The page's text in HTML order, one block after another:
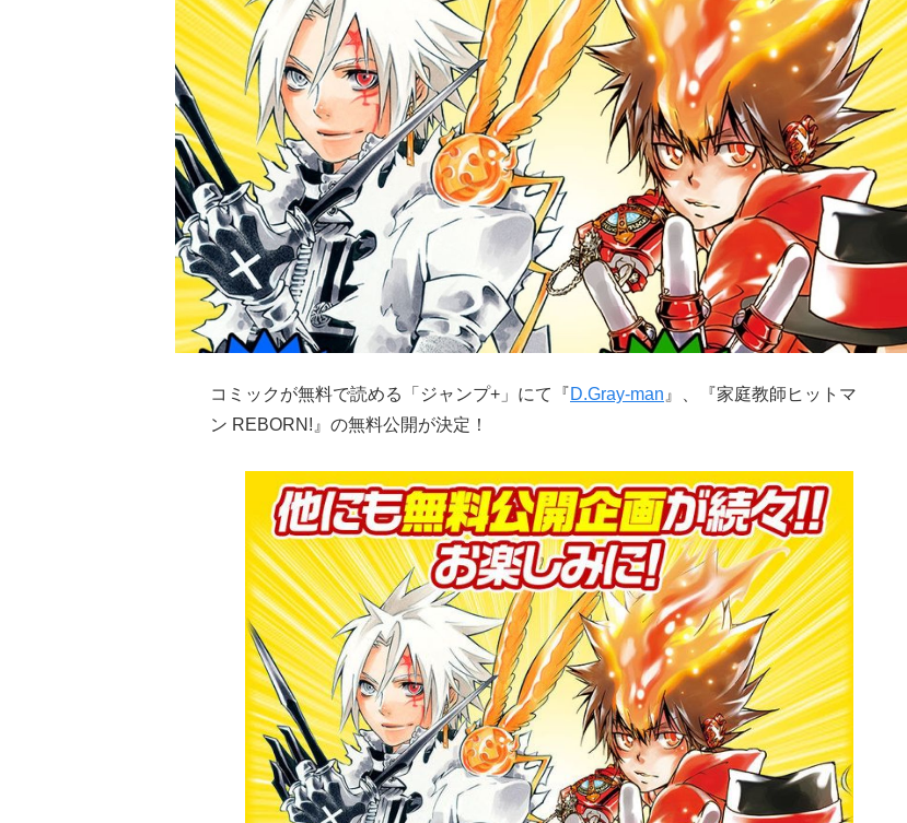
コミックが無料で読める「ジャンプ+」にて『D.Gray-man 』、『家庭教師ヒットマ
ン REBORN!』の無料公開が決定！